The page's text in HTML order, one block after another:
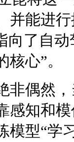
并能进
向了自
心”。
非偶然
感知和
模型“学